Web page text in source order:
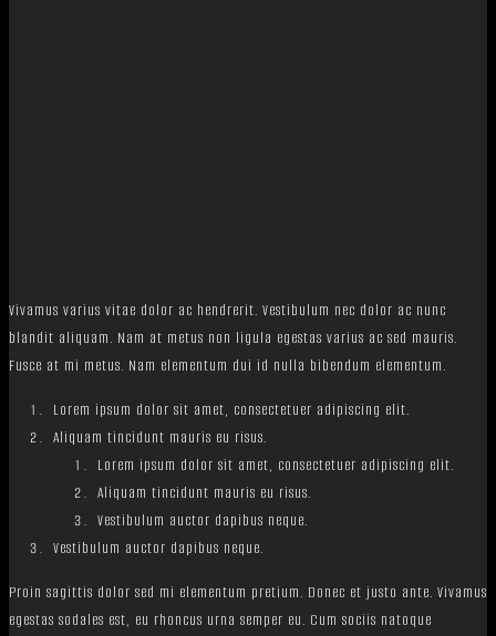
Vivamus varius vitae dolor ac hendrerit. Vestibulum nec dolor ac nunc
blandit aliquam. Nam at metus non ligula egestas varius ac sed mauris.
Fusce at mi metus. Nam elementum dui id nulla bibendum elementum.
Lorem ipsum dolor sit amet, consectetuer adipiscing elit.
Aliquam tincidunt mauris eu risus.
Lorem ipsum dolor sit amet, consectetuer adipiscing elit.
Aliquam tincidunt mauris eu risus.
Vestibulum auctor dapibus neque.
Vestibulum auctor dapibus neque.
Proin sagittis dolor sed mi elementum pretium. Donec et justo ante. Vivamus
egestas sodales est, eu rhoncus urna semper eu. Cum sociis natoque